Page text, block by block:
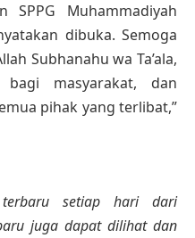
Muhammadiyah
dibuka. Semoga
Subhanahu wa Ta’ala,
masyarakat, dan
pihak yang terlibat,”
setiap hari dari
juga dapat dilihat dan